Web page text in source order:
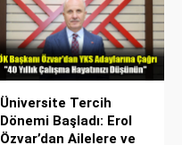
Üniversite Tercih
Dönemi Başladı: Erol
Özvar’dan Ailelere ve